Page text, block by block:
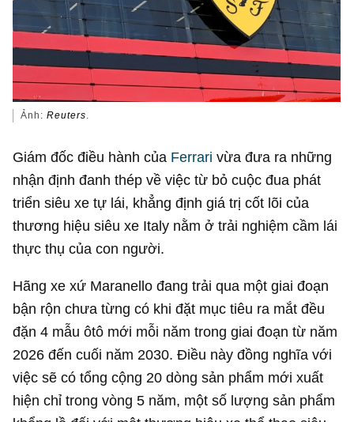
Ảnh:Reuters.
Giám đốc điều hành của Ferrari vừa đưa ra những
nhận định đanh thép về việc từ bỏ cuộc đua phát
triển siêu xe tự lái, khẳng định giá trị cốt lõi của
thương hiệu siêu xe Italy nằm ở trải nghiệm cầm lái
thực thụ của con người.
Hãng xe xứ Maranello đang trải qua một giai đoạn
bận rộn chưa từng có khi đặt mục tiêu ra mắt đều
đặn 4 mẫu ôtô mới mỗi năm trong giai đoạn từ năm
2026 đến cuối năm 2030. Điều này đồng nghĩa với
việc sẽ có tổng cộng 20 dòng sản phẩm mới xuất
hiện chỉ trong vòng 5 năm, một số lượng sản phẩm